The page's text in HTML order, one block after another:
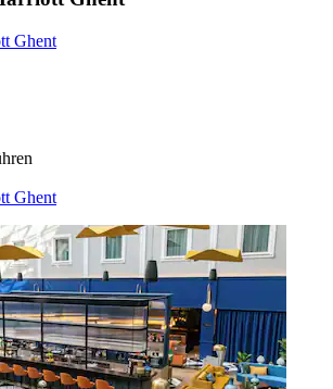
Ghent
Ghent